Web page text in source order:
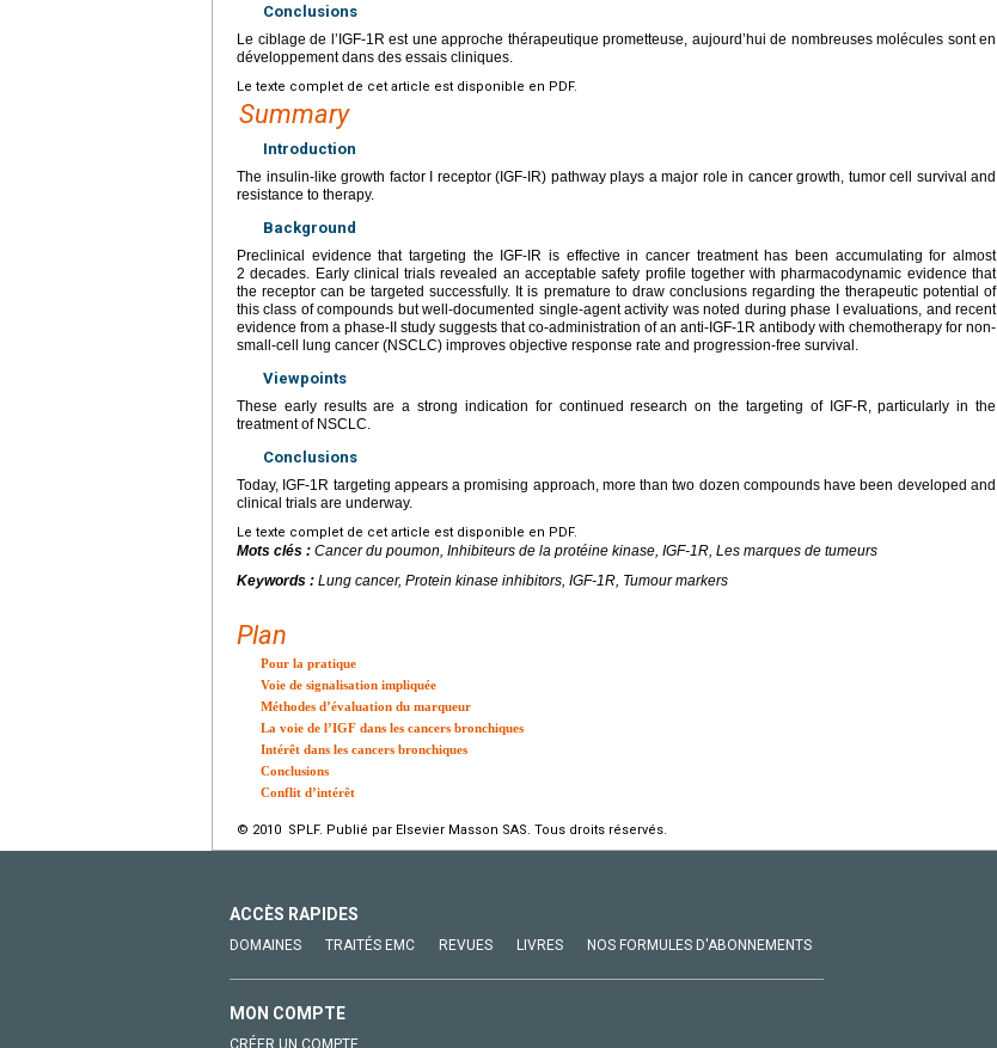
Conclusions
Le ciblage de l’IGF-1R est une approche thérapeutique prometteuse, aujourd’hui de nombreuses molécules sont en
développement dans des essais cliniques.
Le texte complet de cet article est disponible en PDF.
Summary
Introduction
The insulin-like growth factor I receptor (IGF-IR) pathway plays a major role in cancer growth, tumor cell survival and
resistance to therapy.
Background
Preclinical evidence that targeting the IGF-IR is effective in cancer treatment has been accumulating for almost
2 decades. Early clinical trials revealed an acceptable safety profile together with pharmacodynamic evidence that
the receptor can be targeted successfully. It is premature to draw conclusions regarding the therapeutic potential of
this class of compounds but well-documented single-agent activity was noted during phase I evaluations, and recent
evidence from a phase-II study suggests that co-administration of an anti-IGF-1R antibody with chemotherapy for non-
small-cell lung cancer (NSCLC) improves objective response rate and progression-free survival.
Viewpoints
These early results are a strong indication for continued research on the targeting of IGF-R, particularly in the
treatment of NSCLC.
Conclusions
Today, IGF-1R targeting appears a promising approach, more than two dozen compounds have been developed and
clinical trials are underway.
Le texte complet de cet article est disponible en PDF.
Mots clés : Cancer du poumon, Inhibiteurs de la protéine kinase, IGF-1R, Les marques de tumeurs
Keywords : Lung cancer, Protein kinase inhibitors, IGF-1R, Tumour markers
Plan
Pour la pratique
Voie de signalisation impliquée
Méthodes d’évaluation du marqueur
La voie de l’IGF dans les cancers bronchiques
Intérêt dans les cancers bronchiques
Conclusions
Conflit d’intérêt
© 2010 SPLF. Publié par Elsevier Masson SAS. Tous droits réservés.
ACCÈS RAPIDES
DOMAINES TRAITÉS EMC REVUES LIVRES NOS FORMULES D'ABONNEMENTS
MON COMPTE
CRÉER UN COMPTE